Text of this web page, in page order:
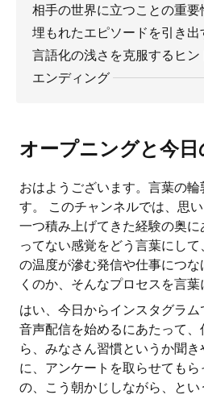
相手の世界に立つことの重要
埋もれたエピソードを引き出
言語化の浅さを克服するヒン
エンディング
オープニングと今
おはようございます。言葉の
す。 このチャンネルでは、思
一つ積み上げてきた経験の奥
ってない感覚をどう言葉にし
の温度が滲む発信や仕事につ
くのか、そんなプロセスを言葉
はい、今日からインスタグラム
音声配信を始めるにあたって
ら、みなさん習慣というか聞
に、アンケートを取らせても
の、こう朝かじしながら、と